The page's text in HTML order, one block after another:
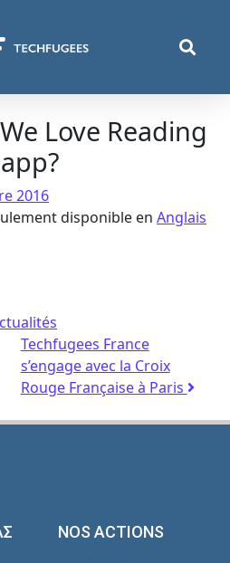
Love Reading
2016
disponible en Anglais
Techfugees France
s’engage avec la Croix
Rouge Française à Paris
NOS ACTIONS